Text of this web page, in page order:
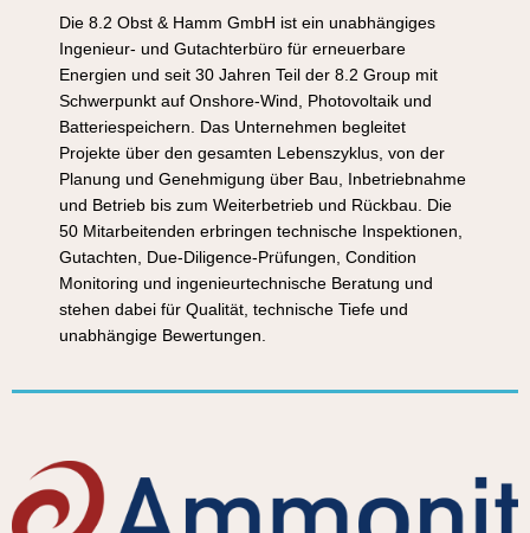
Die 8.2 Obst & Hamm GmbH ist ein unabhängiges
Ingenieur- und Gutachterbüro für erneuerbare
Energien und seit 30 Jahren Teil der 8.2 Group mit
Schwerpunkt auf Onshore-Wind, Photovoltaik und
Batteriespeichern. Das Unternehmen begleitet
Projekte über den gesamten Lebenszyklus, von der
Planung und Genehmigung über Bau, Inbetriebnahme
und Betrieb bis zum Weiterbetrieb und Rückbau. Die
50 Mitarbeitenden erbringen technische Inspektionen,
Gutachten, Due-Diligence-Prüfungen, Condition
Monitoring und ingenieurtechnische Beratung und
stehen dabei für Qualität, technische Tiefe und
unabhängige Bewertungen.